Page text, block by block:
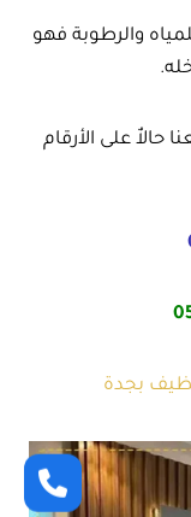
والرطوبة فهو
حالاٌ على الأرقام
بجدة